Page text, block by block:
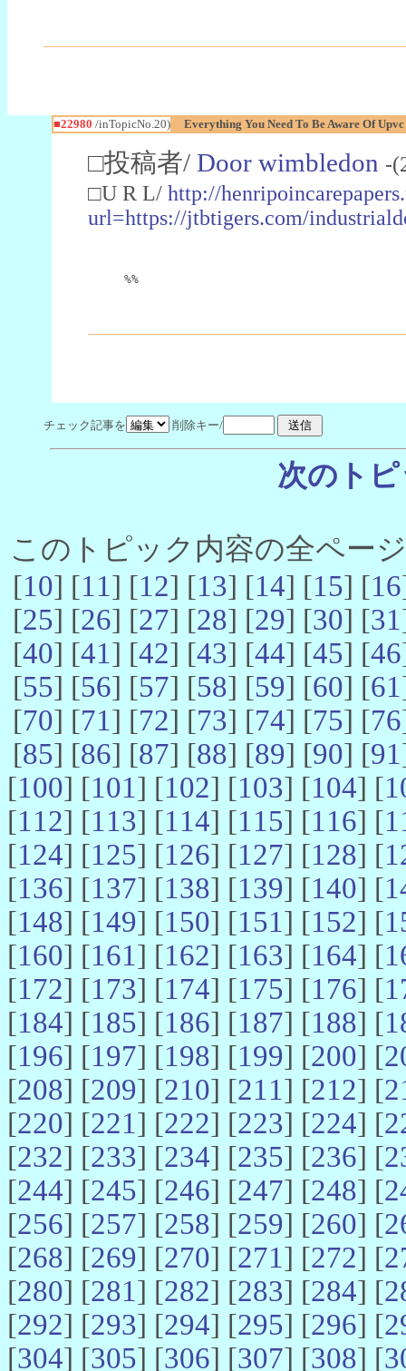
■22980 /inTopicNo.20) Everything You Need To Be Aware Of
□投稿者/ Door wimbledon -
□U R L/ http://
url=https://jtbtigers.com/
%%
チェック記事を 削除キー/
次のト
このトピック内容の全ペー
[10] [11] [12] [13] [14] [15] [16
[25] [26] [27] [28] [29] [30] [31
[40] [41] [42] [43] [44] [45] [46
[55] [56] [57] [58] [59] [60] [61
[70] [71] [72] [73] [74] [75] [76
[85] [86] [87] [88] [89] [90] [91
[100] [101] [102] [103] [104] [
[112] [113] [114] [115] [116] [
[124] [125] [126] [127] [128] [
[136] [137] [138] [139] [140] [
[148] [149] [150] [151] [152] [
[160] [161] [162] [163] [164] [
[172] [173] [174] [175] [176] [
[184] [185] [186] [187] [188] [
[196] [197] [198] [199] [200] [
[208] [209] [210] [211] [212] [
[220] [221] [222] [223] [224] [
[232] [233] [234] [235] [236] [
[244] [245] [246] [247] [248] [
[256] [257] [258] [259] [260] [
[268] [269] [270] [271] [272] [
[280] [281] [282] [283] [284] [
[292] [293] [294] [295] [296] [
[304] [305] [306] [307] [308] [